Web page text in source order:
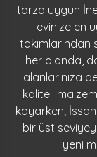
tarza uygun
evinize en
her alanda,
alanlarınıza
kaliteli
koyarken;
bir üst
yeni